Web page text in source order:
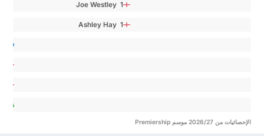
Joe Westley 1
Ashley Hay 1
الإحصائيات من 2026/27 موسم Premiership